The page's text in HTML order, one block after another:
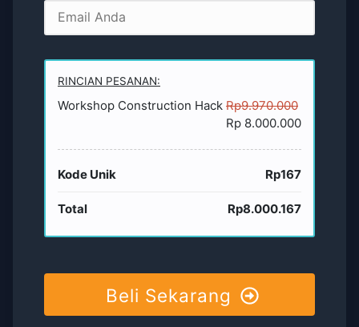
RINCIAN PESANAN:
Workshop Construction Hack Rp9.970.000
Rp 8.000.000
Kode Unik Rp167
Total Rp8.000.167
Beli Sekarang